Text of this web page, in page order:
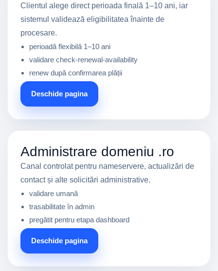
Clientul alege direct perioada finală 1–10 ani, iar
sistemul validează eligibilitatea înainte de
procesare.
perioadă flexibilă 1–10 ani
validare check-renewal-availability
renew după confirmarea plății
Deschide pagina
Administrare domeniu .ro
Canal controlat pentru nameservere, actualizări de
contact și alte solicitări administrative.
validare umană
trasabilitate în admin
pregătit pentru etapa dashboard
Deschide pagina